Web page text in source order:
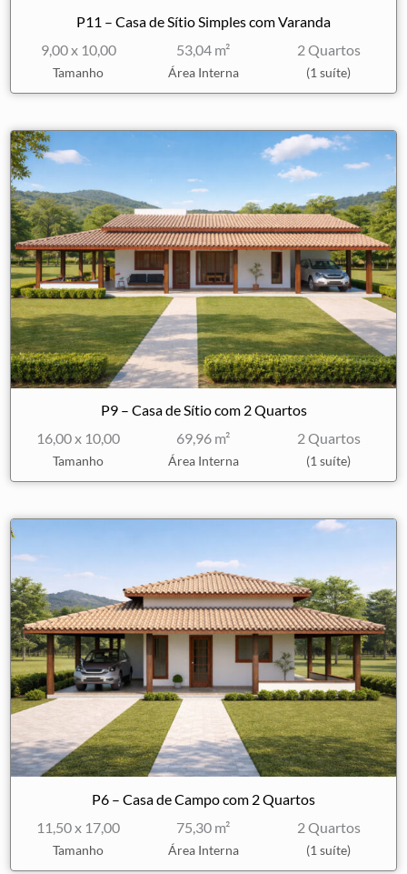
P11 – Casa de Sítio Simples com Varanda
9,00 x 10,00
Tamanho
53,04 m²
Área Interna
2 Quartos
(1 suíte)
P9 – Casa de Sítio com 2 Quartos
16,00 x 10,00
Tamanho
69,96 m²
Área Interna
2 Quartos
(1 suíte)
P6 – Casa de Campo com 2 Quartos
11,50 x 17,00
Tamanho
75,30 m²
Área Interna
2 Quartos
(1 suíte)